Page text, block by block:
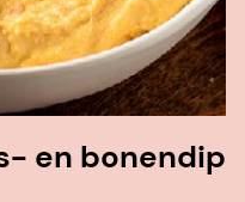
en bonendip